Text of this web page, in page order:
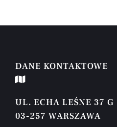
DANE KONTAKTOWE
UL. ECHA LEŚNE 37 G
03-257 WARSZAWA